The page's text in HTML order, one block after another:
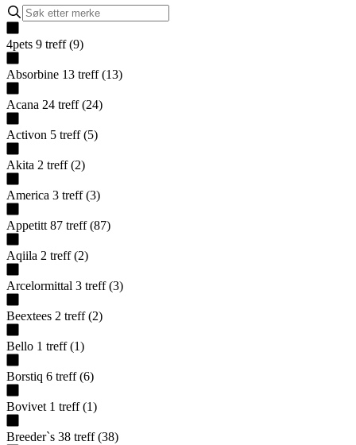
4pets 9 treff (9)
Absorbine 13 treff (13)
Acana 24 treff (24)
Activon 5 treff (5)
Akita 2 treff (2)
America 3 treff (3)
Appetitt 87 treff (87)
Aqiila 2 treff (2)
Arcelormittal 3 treff (3)
Beextees 2 treff (2)
Bello 1 treff (1)
Borstiq 6 treff (6)
Bovivet 1 treff (1)
Breeder`s 38 treff (38)